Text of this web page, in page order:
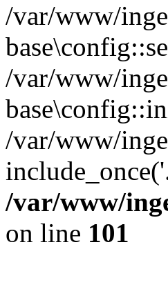
/var/www/
/var/www/
/var/www/
/var/www/
on line 101